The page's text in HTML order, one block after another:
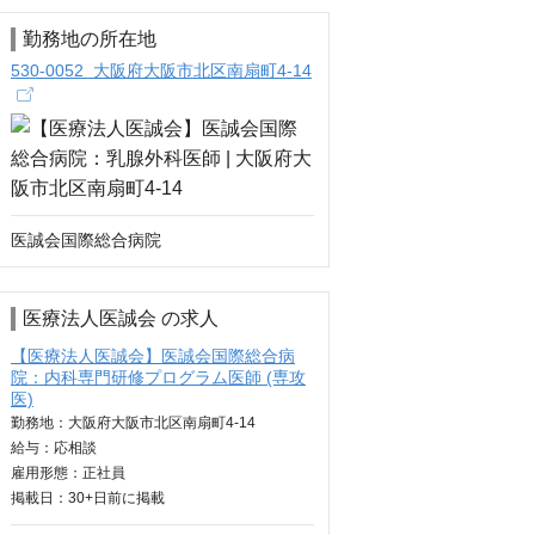
勤務地の所在地
530-0052 大阪府大阪市北区南扇町4-14
医誠会国際総合病院
医療法人医誠会 の求人
【医療法人医誠会】医誠会国際総合病
院：内科専門研修プログラム医師 (専攻
医)
勤務地：大阪府大阪市北区南扇町4-14
給与： 応相談
雇用形態：正社員
掲載日： 30+日 前に掲載